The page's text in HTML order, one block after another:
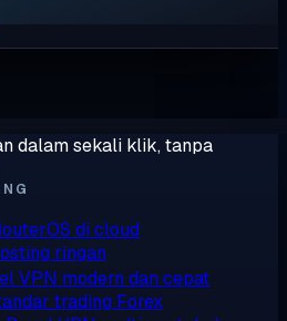
dalam sekali klik, tanpa
di cloud
ringan
VPN modern dan cepat
trading Forex